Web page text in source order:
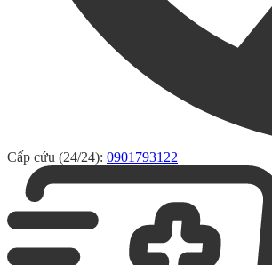
Cấp cứu (24/24): 0901793122